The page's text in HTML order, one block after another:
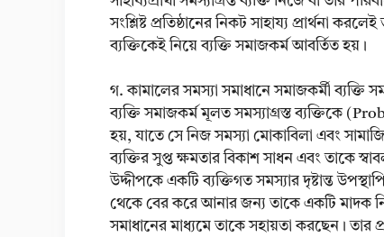
সংশ্লিষ্ট প্রতিষ্ঠানের নিকট সাহায্য প্রার্থনা
ব্যক্তিকেই নিয়ে ব্যক্তি সমাজকর্ম আবর্তিত হয়।
গ. কামালের সমস্যা সমাধানে সমাজকর্মী
ব্যক্তি সমাজকর্ম মূলত সমস্যাগ্রস্ত ব্যক্তিকে
হয়, যাতে সে নিজ সমস্যা মোকাবিলা এবং
ব্যক্তির সুপ্ত ক্ষমতার বিকাশ সাধন এবং তাকে
উদ্দীপকে একটি ব্যক্তিগত সমস্যার দৃষ্টান্ত
থেকে বের করে আনার জন্য তাকে একটি মাদক
সমাধানের মাধ্যমে তাকে সহায়তা করছেন। তার